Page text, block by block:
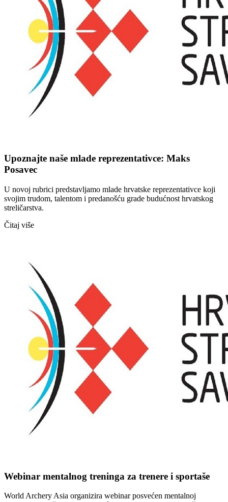
Upoznajte naše mlade reprezentativce: Maks
Posavec
U novoj rubrici predstavljamo mlade hrvatske reprezentativce koji
svojim trudom, talentom i predanošću grade budućnost hrvatskog
streličarstva.
Čitaj više
Webinar mentalnog treninga za trenere i sportaše
World Archery Asia organizira webinar posvećen mentalnoj